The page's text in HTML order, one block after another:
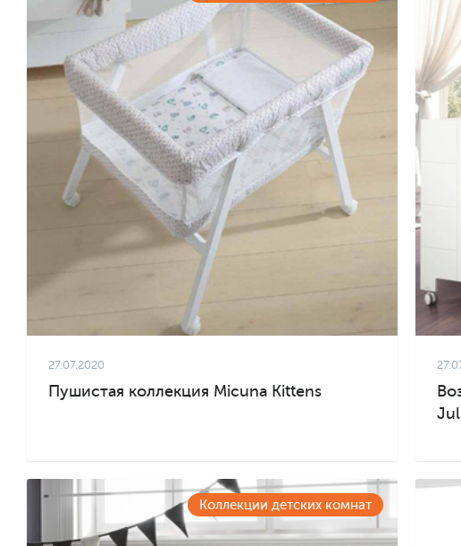
27.07.2020
Пушистая коллекция Micuna Kittens
Коллекции детских комнат